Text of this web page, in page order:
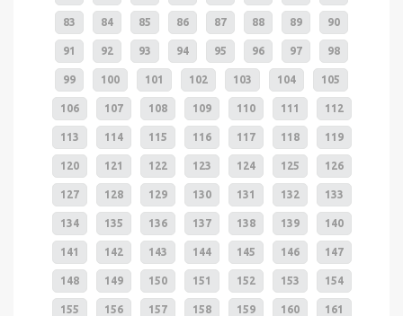
83 84 85 86 87 88 89 90
91 92 93 94 95 96 97 98
99 100 101 102 103 104 105
106 107 108 109 110 111 112
113 114 115 116 117 118 119
120 121 122 123 124 125 126
127 128 129 130 131 132 133
134 135 136 137 138 139 140
141 142 143 144 145 146 147
148 149 150 151 152 153 154
155 156 157 158 159 160 161